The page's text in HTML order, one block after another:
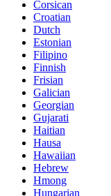
Corsican
Croatian
Dutch
Estonian
Filipino
Finnish
Frisian
Galician
Georgian
Gujarati
Haitian
Hausa
Hawaiian
Hebrew
Hmong
Hungarian